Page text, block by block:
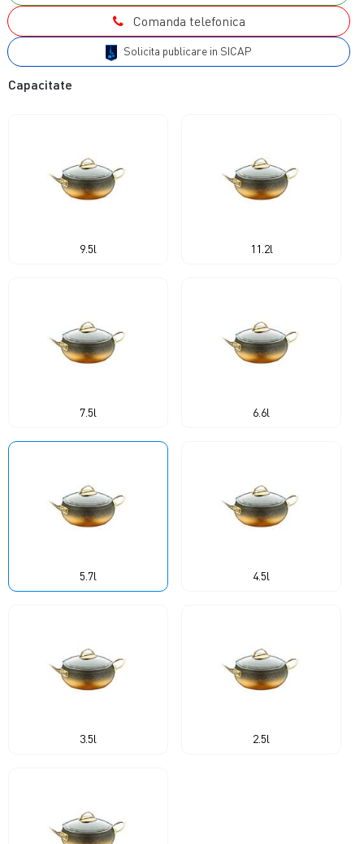
Comanda telefonica
Solicita publicare in SICAP
Capacitate
9.5l 11.2l
7.5l 6.6l
5.7l 4.5l
3.5l 2.5l